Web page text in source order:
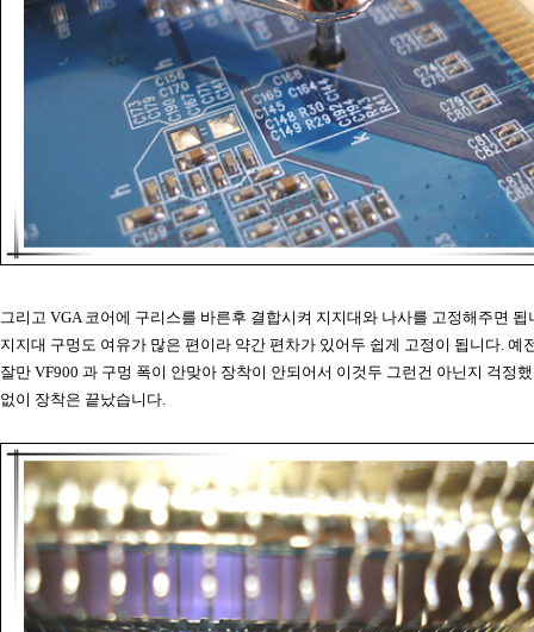
그리고 VGA 코어에 구리스를 바른후 결합시켜 지지대와 나사를 고정해주면 됩
지지대 구멍도 여유가 많은 편이라 약간 편차가 있어두 쉽게 고정이 됩니다. 예
잘만 VF900 과 구멍 폭이 안맞아 장착이 안되어서 이것두 그런건 아닌지 걱정
없이 장착은 끝났습니다.